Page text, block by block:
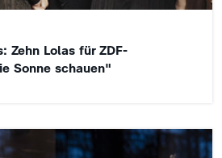
Zehn Lolas für ZDF-
Sonne schauen"